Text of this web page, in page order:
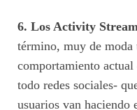
6. Los Activity
término, muy de
comportamiento
todo redes sociales-
usuarios van haciendo